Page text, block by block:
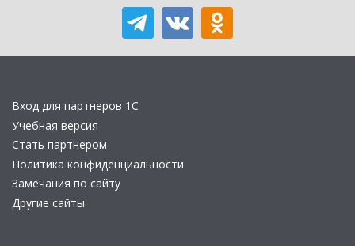
Вход для партнеров 1С
Учебная версия
Стать партнером
Политика конфиденциальности
Замечания по сайту
Другие сайты